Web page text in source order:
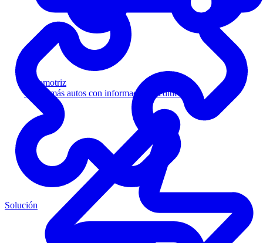
Automotriz
Venda más autos con información crediticia
Solución